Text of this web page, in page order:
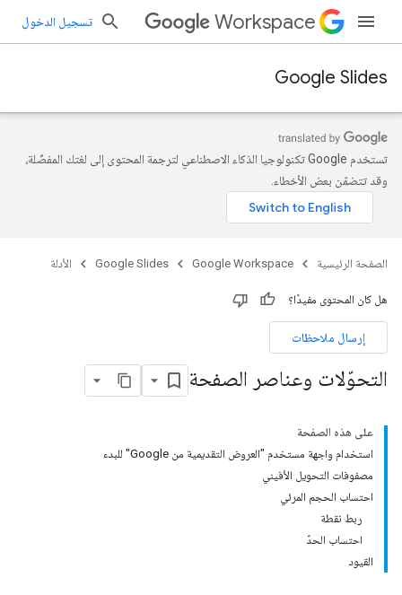
Workspace تسجيل الدخول
Google Slides
تستخدم Google تكنولوجيا الذكاء الاصطناعي لترجمة المحتوى إلى لغتك المفضّلة،
وقد تتضمّن بعض الأخطاء.
الصفحة الرئيسية Google Workspace
Google Slides الأدلة
هل كان المحتوى مفيدًا؟
إرسال ملاحظات
التحوّلات وعناصر الصفحة
على هذه الصفحة
استخدام واجهة مستخدم "العروض التقديمية من Google" للبدء
مصفوفات التحويل الأفيني
احتساب الحجم المرئي
ربط نقطة
احتساب الحدّ
القيود